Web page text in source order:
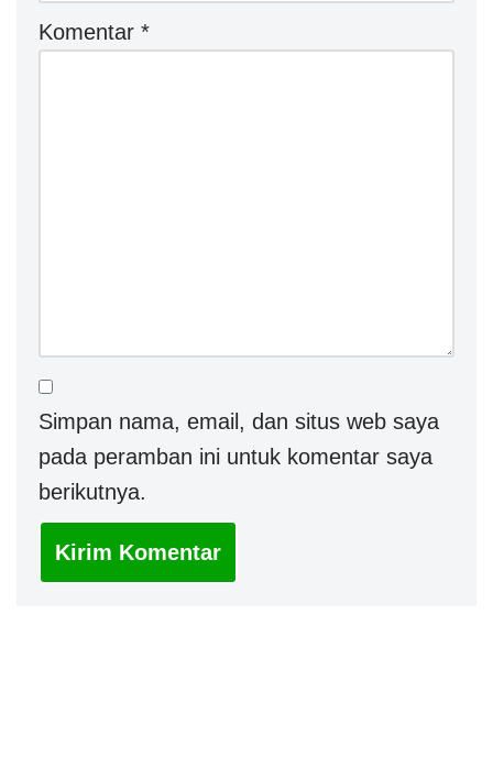
Komentar *
Simpan nama, email, dan situs web saya
pada peramban ini untuk komentar saya
berikutnya.